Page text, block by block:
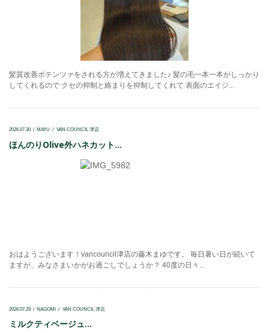
髪質改善ポテンツァをされる方が増えてきました♪ 髪の毛一本一本がしっかり
してくれるので クセの抑制と絡まりを抑制してくれて 表面のエイジ...
2026.07.30 MAYU VAN COUNCIL 津店
ほんのりOlive外ハネカット...
おはようございます！vancouncil津店の藤木まゆです。 毎日暑い日が続いて
ますが、みなさまいかがお過ごしでしょうか？ 40度の日々...
2026.07.29 NAGOMI VAN COUNCIL 津店
ミルクティベージュ...